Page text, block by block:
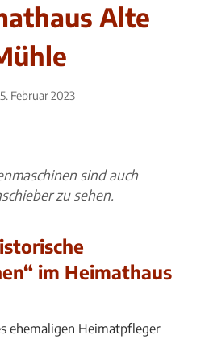
Alte
Februar 2023
sind auch
zu sehen.
im Heimathaus
ehemaligen Heimatpfleger